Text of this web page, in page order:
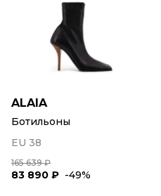
ALAIA
Ботильоны
EU 38
165 639 ₽
83 890 ₽ -49%